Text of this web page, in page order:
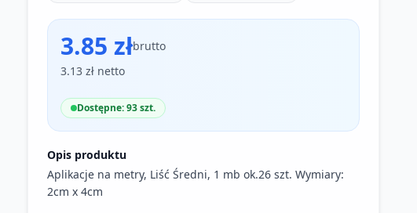
3.85 złbrutto
3.13 zł netto
Dostępne: 93 szt.
Opis produktu
Aplikacje na metry, Liść Średni, 1 mb ok.26 szt. Wymiary:
2cm x 4cm